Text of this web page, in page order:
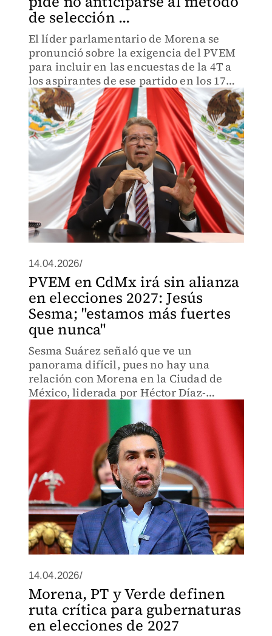
de selección ...
El líder parlamentario de Morena se
pronunció sobre la exigencia del PVEM
para incluir en las encuestas de la 4T a
los aspirantes de ese partido en los 17
estados en juego el próximo año.
14.04.2026/
PVEM en CdMx irá sin alianza
en elecciones 2027: Jesús
Sesma; "estamos más fuertes
que nunca"
Sesma Suárez señaló que ve un
panorama difícil, pues no hay una
relación con Morena en la Ciudad de
México, liderada por Héctor Díaz-
Polanco.
14.04.2026/
Morena, PT y Verde definen
ruta crítica para gubernaturas
en elecciones de 2027